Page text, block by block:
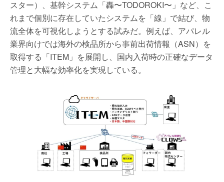
スター）、基幹システム「轟〜TODOROKI〜」など、こ
れまで個別に存在していたシステムを「線」で結び、物
流全体を可視化しようとする試みだ。例えば、アパレル
業界向けでは海外の検品所から事前出荷情報（ASN）を
取得する「ITEM」を展開し、国内入荷時の正確なデータ
管理と大幅な効率化を実現している。